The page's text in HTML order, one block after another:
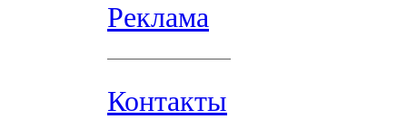
Реклама
Контакты